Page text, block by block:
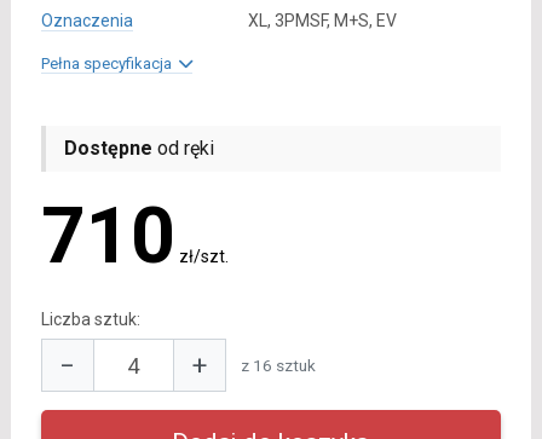
Oznaczenia
XL, 3PMSF, M+S, EV
Pełna specyfikacja
Dostępne od ręki
710 zł/szt.
Liczba sztuk:
− + z 16 sztuk